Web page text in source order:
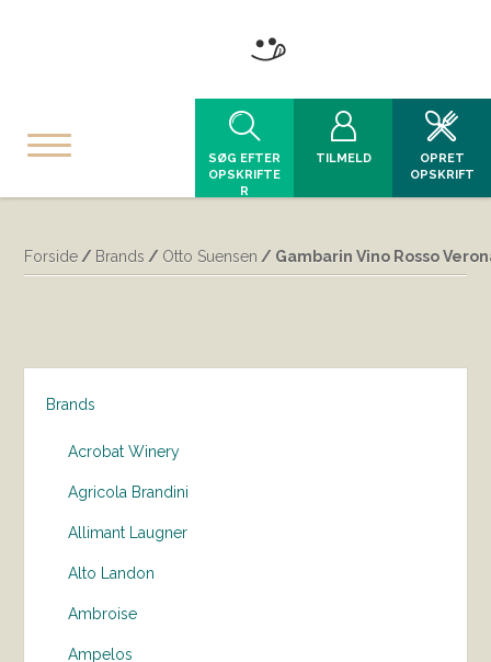
SØG EFTER
OPSKRIFTE
R
TILMELD
OPRET
OPSKRIFT
Forside / Brands / Otto Suensen / Gambarin Vino Rosso
Brands
Acrobat Winery
Agricola Brandini
Allimant Laugner
Alto Landon
Ambroise
Ampelos